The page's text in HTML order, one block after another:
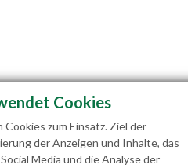
Cookies
zum Einsatz. Ziel der
der Anzeigen und Inhalte, das
Media und die Analyse der